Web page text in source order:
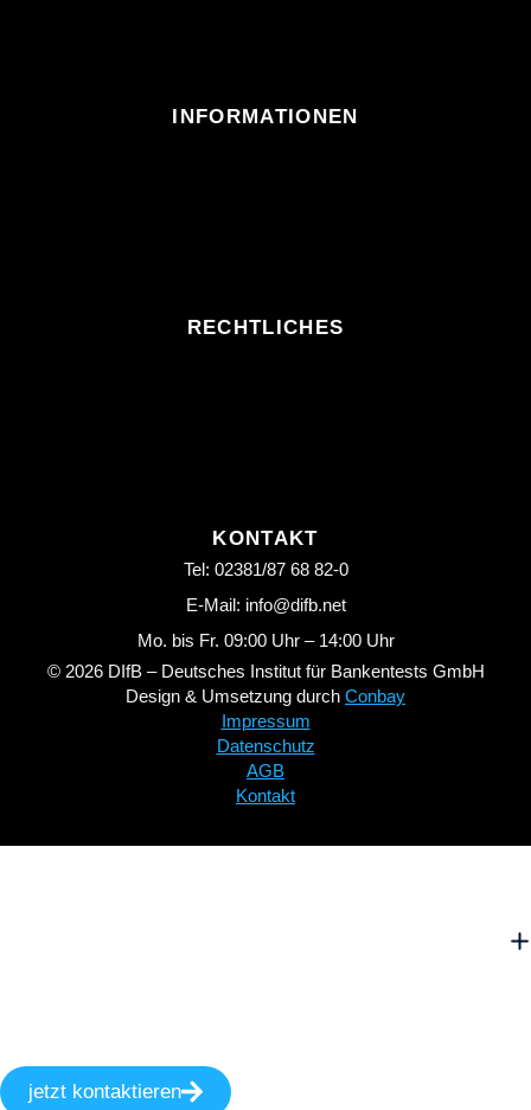
INFORMATIONEN
RECHTLICHES
KONTAKT
Tel: 02381/87 68 82-0
E-Mail: info@difb.net
Mo. bis Fr. 09:00 Uhr – 14:00 Uhr
© 2026 DIfB – Deutsches Institut für Bankentests GmbH
Design & Umsetzung durch Conbay
Impressum
Datenschutz
AGB
Kontakt
jetzt kontaktieren